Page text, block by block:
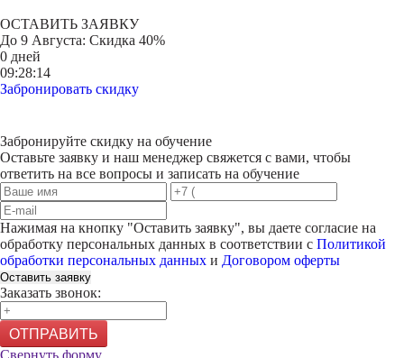
ОСТАВИТЬ ЗАЯВКУ
До 9 Августа: Скидка 40%
0 дней
09:28:14
Забронировать скидку
Забронируйте скидку на обучение
Оставьте заявку и наш менеджер свяжется с вами, чтобы
ответить на все вопросы и записать на обучение
Нажимая на кнопку "Оставить заявку", вы даете согласие на
обработку персональных данных в соответствии с Политикой
обработки персональных данных и Договором оферты
Оставить заявку
Заказать звонок:
ОТПРАВИТЬ
Свернуть форму